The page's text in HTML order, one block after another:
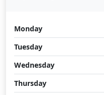
Monday
Tuesday
Wednesday
Thursday